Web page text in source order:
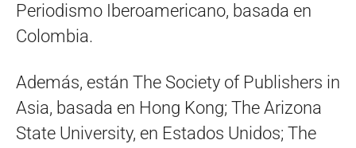
Periodismo Iberoamericano, basada en
Colombia.
Además, están The Society of Publishers in
Asia, basada en Hong Kong; The Arizona
State University, en Estados Unidos; The